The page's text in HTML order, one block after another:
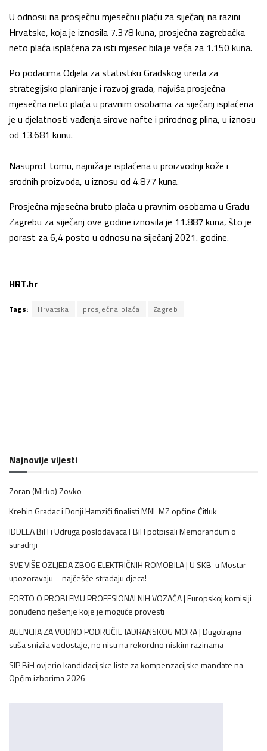
U odnosu na prosječnu mjesečnu plaću za siječanj na razini
Hrvatske, koja je iznosila 7.378 kuna, prosječna zagrebačka
neto plaća isplaćena za isti mjesec bila je veća za 1.150 kuna.
Po podacima Odjela za statistiku Gradskog ureda za
strategijsko planiranje i razvoj grada, najviša prosječna
mjesečna neto plaća u pravnim osobama za siječanj isplaćena
je u djelatnosti vađenja sirove nafte i prirodnog plina, u iznosu
od 13.681 kunu.
Nasuprot tomu, najniža je isplaćena u proizvodnji kože i
srodnih proizvoda, u iznosu od 4.877 kuna.
Prosječna mjesečna bruto plaća u pravnim osobama u Gradu
Zagrebu za siječanj ove godine iznosila je 11.887 kuna, što je
porast za 6,4 posto u odnosu na siječanj 2021. godine.
HRT.hr
Tags: Hrvatska prosječna plaća Zagreb
Najnovije vijesti
Zoran (Mirko) Zovko
Krehin Gradac i Donji Hamzići finalisti MNL MZ općine Čitluk
IDDEEA BiH i Udruga poslodavaca FBiH potpisali Memorandum o
suradnji
SVE VIŠE OZLJEDA ZBOG ELEKTRIČNIH ROMOBILA | U SKB-u Mostar
upozoravaju – najčešće stradaju djeca!
FORTO O PROBLEMU PROFESIONALNIH VOZAČA | Europskoj komisiji
ponuđeno rješenje koje je moguće provesti
AGENCIJA ZA VODNO PODRUČJE JADRANSKOG MORA | Dugotrajna
suša snizila vodostaje, no nisu na rekordno niskim razinama
SIP BiH ovjerio kandidacijske liste za kompenzacijske mandate na
Općim izborima 2026